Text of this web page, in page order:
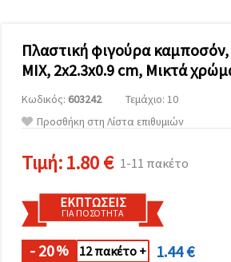
άλλων με
τη βοήθεια
συνεργατών
μας για
χρησιμοποιήσετε
όλα τα
cookies
κάνοντας
κλικ στον
Πλαστική φιγούρα καμποσόν,
MIX, 2x2.3x0.9 cm, Μικτά
Κωδικός: 603242
Τεμάχιο: 10
Προσθήκη στη Λίστα επιθυμιών
Τιμή:1.80 € 1-11 πακέτο
ΕΚΠΤΏΣΕΙΣ
ΓΙΑ ΠΟΣΌΤΗΤΑ
- 20% 12 πακέτο + 1.44 €